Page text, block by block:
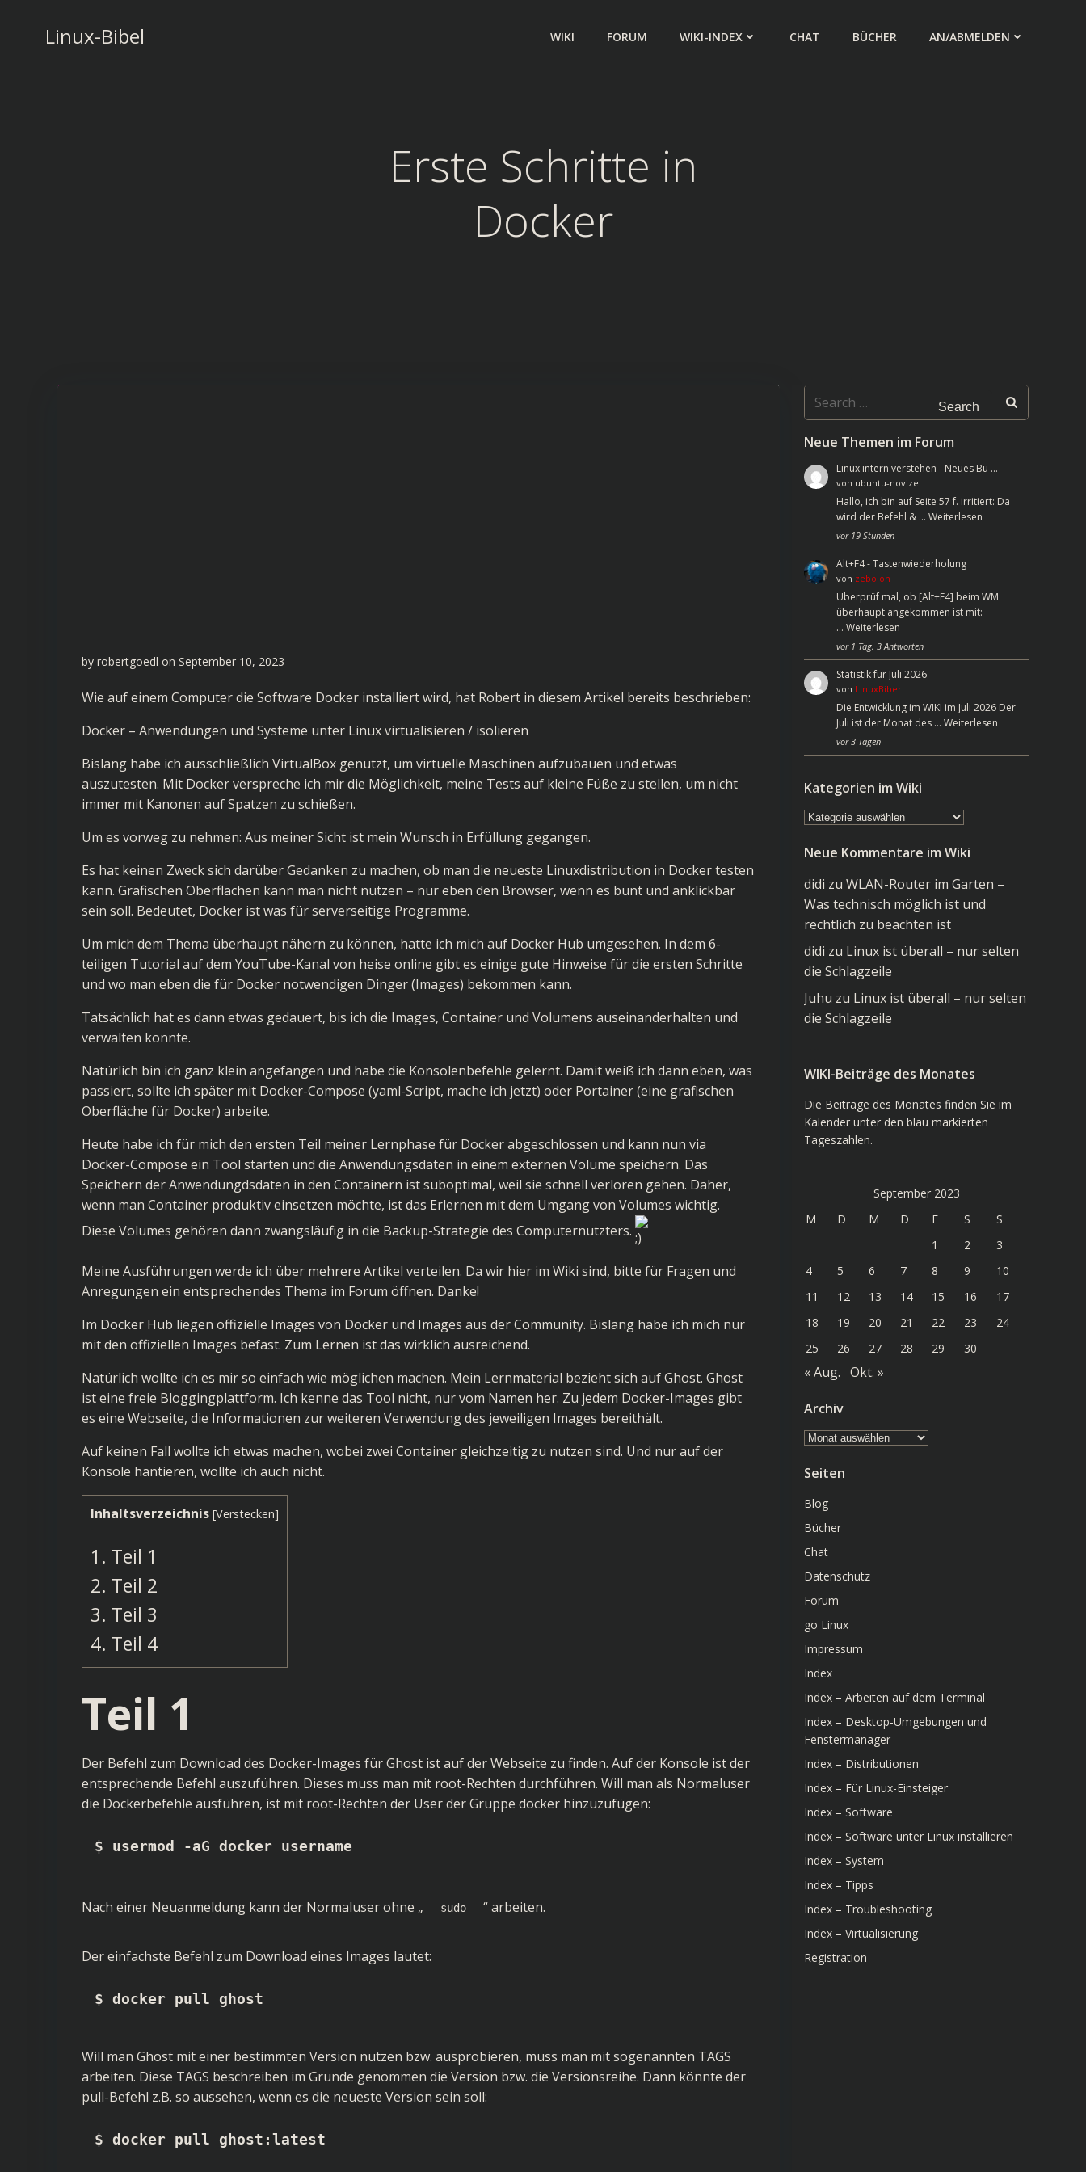
springenLinux-Bibel WIKI FORUM WIKI-INDEX CHAT BÜCHER AN/ABMELDEN
Erste Schritte in
Docker
by robertgoedl on September 10, 2023
Wie auf einem Computer die Software Docker installiert wird, hat Robert in diesem Artikel bereits beschrieben:
Docker – Anwendungen und Systeme unter Linux virtualisieren / isolieren
Bislang habe ich ausschließlich VirtualBox genutzt, um virtuelle Maschinen aufzubauen und etwas
auszutesten. Mit Docker verspreche ich mir die Möglichkeit, meine Tests auf kleine Füße zu stellen, um nicht
immer mit Kanonen auf Spatzen zu schießen.
Um es vorweg zu nehmen: Aus meiner Sicht ist mein Wunsch in Erfüllung gegangen.
Es hat keinen Zweck sich darüber Gedanken zu machen, ob man die neueste Linuxdistribution in Docker testen
kann. Grafischen Oberflächen kann man nicht nutzen – nur eben den Browser, wenn es bunt und anklickbar
sein soll. Bedeutet, Docker ist was für serverseitige Programme.
Um mich dem Thema überhaupt nähern zu können, hatte ich mich auf Docker Hub umgesehen. In dem 6-
teiligen Tutorial auf dem YouTube-Kanal von heise online gibt es einige gute Hinweise für die ersten Schritte
und wo man eben die für Docker notwendigen Dinger (Images) bekommen kann.
Tatsächlich hat es dann etwas gedauert, bis ich die Images, Container und Volumens auseinanderhalten und
verwalten konnte.
Natürlich bin ich ganz klein angefangen und habe die Konsolenbefehle gelernt. Damit weiß ich dann eben, was
passiert, sollte ich später mit Docker-Compose (yaml-Script, mache ich jetzt) oder Portainer (eine grafischen
Oberfläche für Docker) arbeite.
Heute habe ich für mich den ersten Teil meiner Lernphase für Docker abgeschlossen und kann nun via
Docker-Compose ein Tool starten und die Anwendungsdaten in einem externen Volume speichern. Das
Speichern der Anwendungdsdaten in den Containern ist suboptimal, weil sie schnell verloren gehen. Daher,
wenn man Container produktiv einsetzen möchte, ist das Erlernen mit dem Umgang von Volumes wichtig.
Diese Volumes gehören dann zwangsläufig in die Backup-Strategie des Computernutzters.
Meine Ausführungen werde ich über mehrere Artikel verteilen. Da wir hier im Wiki sind, bitte für Fragen und
Anregungen ein entsprechendes Thema im Forum öffnen. Danke!
Im Docker Hub liegen offizielle Images von Docker und Images aus der Community. Bislang habe ich mich nur
mit den offiziellen Images befast. Zum Lernen ist das wirklich ausreichend.
Natürlich wollte ich es mir so einfach wie möglichen machen. Mein Lernmaterial bezieht sich aufGhost. Ghost
ist eine freie Bloggingplattform. Ich kenne das Tool nicht, nur vom Namen her. Zu jedem Docker-Images gibt
es eine Webseite, die Informationen zur weiteren Verwendung des jeweiligen Images bereithält.
Auf keinen Fall wollte ich etwas machen, wobei zwei Container gleichzeitig zu nutzen sind. Und nur auf der
Konsole hantieren, wollte ich auch nicht.
Inhaltsverzeichnis [Verstecken]
1. Teil 1
2. Teil 2
3. Teil 3
4. Teil 4
Teil 1
Der Befehl zum Download des Docker-Images für Ghost ist auf der Webseite zu finden. Auf der Konsole ist der
entsprechende Befehl auszuführen. Dieses muss man mit root-Rechten durchführen. Will man als Normaluser
die Dockerbefehle ausführen, ist mit root-Rechten der User der Gruppe docker hinzuzufügen:
$ usermod -aG docker username
Nach einer Neuanmeldung kann der Normaluser ohne „ sudo “ arbeiten.
Der einfachste Befehl zum Download eines Images lautet:
$ docker pull ghost
Will man Ghost mit einer bestimmten Version nutzen bzw. ausprobieren, muss man mit sogenannten TAGS
arbeiten. Diese TAGS beschreiben im Grunde genommen die Version bzw. die Versionsreihe. Dann könnte der
pull-Befehl z.B. so aussehen, wenn es die neueste Version sein soll:
$ docker pull ghost:latest
Search
for:
Neue Themen im Forum
Linux intern verstehen - Neues Bu …
von ubuntu-novize
Hallo, ich bin auf Seite 57 f. irritiert: Da
wird der Befehl & … Weiterlesen
vor 19 Stunden
Alt+F4 - Tastenwiederholung
von zebolon
Überprüf mal, ob [Alt+F4] beim WM
überhaupt angekommen ist mit:
… Weiterlesen
vor 1 Tag, 3 Antworten
Statistik für Juli 2026
von LinuxBiber
Die Entwicklung im WIKI im Juli 2026 Der
Juli ist der Monat des … Weiterlesen
vor 3 Tagen
Kategorien im Wiki
Kategorien
Wiki
Neue Kommentare im Wiki
didi zu WLAN-Router im Garten –
Was technisch möglich ist und
rechtlich zu beachten ist
didi zu Linux ist überall – nur selten
die Schlagzeile
Juhu zu Linux ist überall – nur selten
die Schlagzeile
WIKI-Beiträge des Monates
Die Beiträge des Monates finden Sie im
Kalender unter den blau markierten
Tageszahlen.
September 2023
M
D M D F S
S
1
2
3
4
5 6 7 8 9
10
11
12 13 14 15 16
17
18
19 20 21 22 23
24
25
26 27 28 29 30
« Aug. Okt. »
Archiv
Archiv
Seiten
Blog
Bücher
Chat
Datenschutz
Forum
go Linux
Impressum
Index
Index – Arbeiten auf dem Terminal
Index – Desktop-Umgebungen und
Fenstermanager
Index – Distributionen
Index – Für Linux-Einsteiger
Index – Software
Index – Software unter Linux installieren
Index – System
Index – Tipps
Index – Troubleshooting
Index – Virtualisierung
Registration